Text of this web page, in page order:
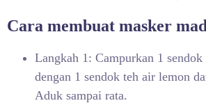
Cara membuat masker
Langkah 1: Campurkan 1 sendok
dengan 1 sendok teh air lemon
Aduk sampai rata.